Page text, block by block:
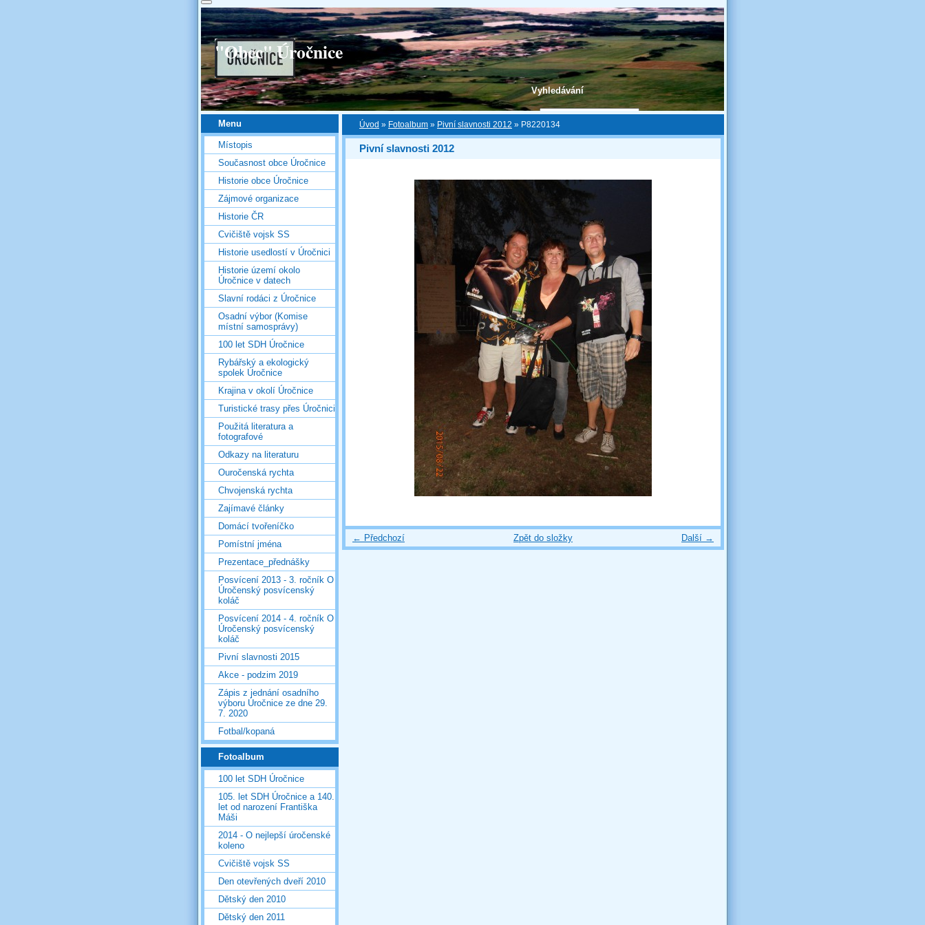
Vyhledávání
"Obec" Úročnice
Úvod » Fotoalbum » Pivní slavnosti 2012 » P8220134
Pivní slavnosti 2012
← Předchozí Další →
Zpět do složky
Menu
Místopis
Současnost obce Úročnice
Historie obce Úročnice
Zájmové organizace
Historie ČR
Cvičiště vojsk SS
Historie usedlostí v Úročnici
Historie území okolo
Úročnice v datech
Slavní rodáci z Úročnice
Osadní výbor (Komise
místní samosprávy)
100 let SDH Úročnice
Rybářský a ekologický
spolek Úročnice
Krajina v okolí Úročnice
Turistické trasy přes Úročnici
Použitá literatura a
fotografové
Odkazy na literaturu
Ouročenská rychta
Chvojenská rychta
Zajímavé články
Domácí tvořeníčko
Pomístní jména
Prezentace_přednášky
Posvícení 2013 - 3. ročník O
Úročenský posvícenský
koláč
Posvícení 2014 - 4. ročník O
Úročenský posvícenský
koláč
Pivní slavnosti 2015
Akce - podzim 2019
Zápis z jednání osadního
výboru Úročnice ze dne 29.
7. 2020
Fotbal/kopaná
Fotoalbum
100 let SDH Úročnice
105. let SDH Úročnice a 140.
let od narození Františka
Máši
2014 - O nejlepší úročenské
koleno
Cvičiště vojsk SS
Den otevřených dveří 2010
Dětský den 2010
Dětský den 2011